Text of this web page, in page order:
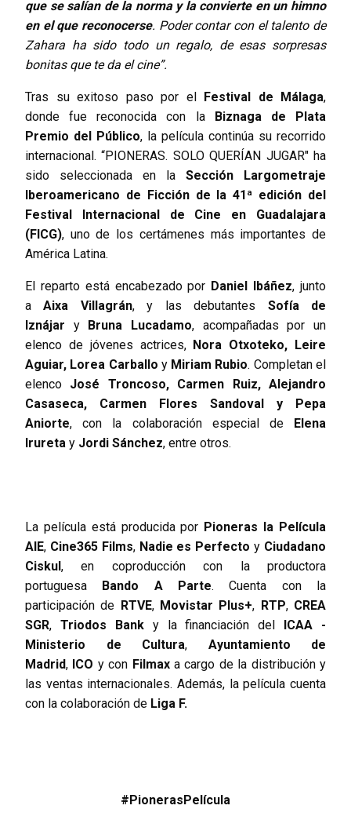
que se salían de la norma y la convierte en un himno
en el que reconocerse. Poder contar con el talento de
Zahara ha sido todo un regalo, de esas sorpresas
bonitas que te da el cine”.
Tras su exitoso paso por el Festival de Málaga,
donde fue reconocida con la Biznaga de Plata
Premio del Público, la película continúa su recorrido
internacional. “PIONERAS. SOLO QUERÍAN JUGAR" ha
sido seleccionada en la Sección Largometraje
Iberoamericano de Ficción de la 41ª edición del
Festival Internacional de Cine en Guadalajara
(FICG), uno de los certámenes más importantes de
América Latina.
El reparto está encabezado por Daniel Ibáñez, junto
aAixa Villagrán, y las debutantes Sofía de
Iznájar y Bruna Lucadamo, acompañadas por un
elenco de jóvenes actrices, Nora Otxoteko, Leire
Aguiar, Lorea Carballo y Miriam Rubio. Completan el
elenco José Troncoso, Carmen Ruiz, Alejandro
Casaseca, Carmen Flores Sandoval y Pepa
Aniorte, con la colaboración especial de Elena
Irureta y Jordi Sánchez, entre otros.
La película está producida por Pioneras la Película
AIE, Cine365 Films, Nadie es Perfecto y Ciudadano
Ciskul, en coproducción con la productora
portuguesa Bando A Parte. Cuenta con la
participación de RTVE, Movistar Plus+, RTP, CREA
SGR, Triodos Banky la financiación del ICAA -
Ministerio de Cultura, Ayuntamiento de
Madrid, ICO y con Filmaxa cargo de la distribución y
las ventas internacionales. Además, la película cuenta
con la colaboración de Liga F.
#PionerasPelícula